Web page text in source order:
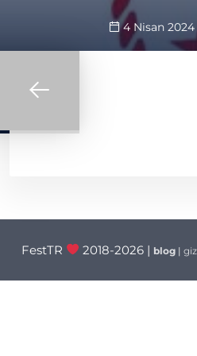
4 Nisan 2024
Yazı
FestTR 2018-2026 | blog|